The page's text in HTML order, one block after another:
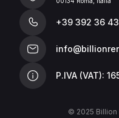
+39 392 36
P.IVA (VAT):
© 2025 Billion